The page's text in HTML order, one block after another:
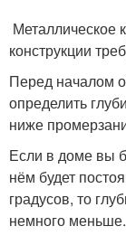
Металлическое
конструкции
Перед началом
определить
ниже
Если в доме вы
нём будет
градусов, то
немного меньше.